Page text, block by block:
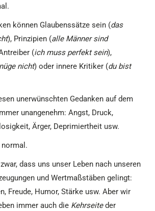
können Glaubenssätze sein (das
), Prinzipien (alle Männer sind
(ich muss perfekt sein),
nicht) oder innere Kritiker (du bist
unerwünschten Gedanken auf dem
unangenehm: Angst, Druck,
Ärger, Deprimiertheit usw.
dass uns unser Leben nach unseren
und Wertmaßstäben gelingt:
Freude, Humor, Stärke usw. Aber wir
immer auch die Kehrseiteder